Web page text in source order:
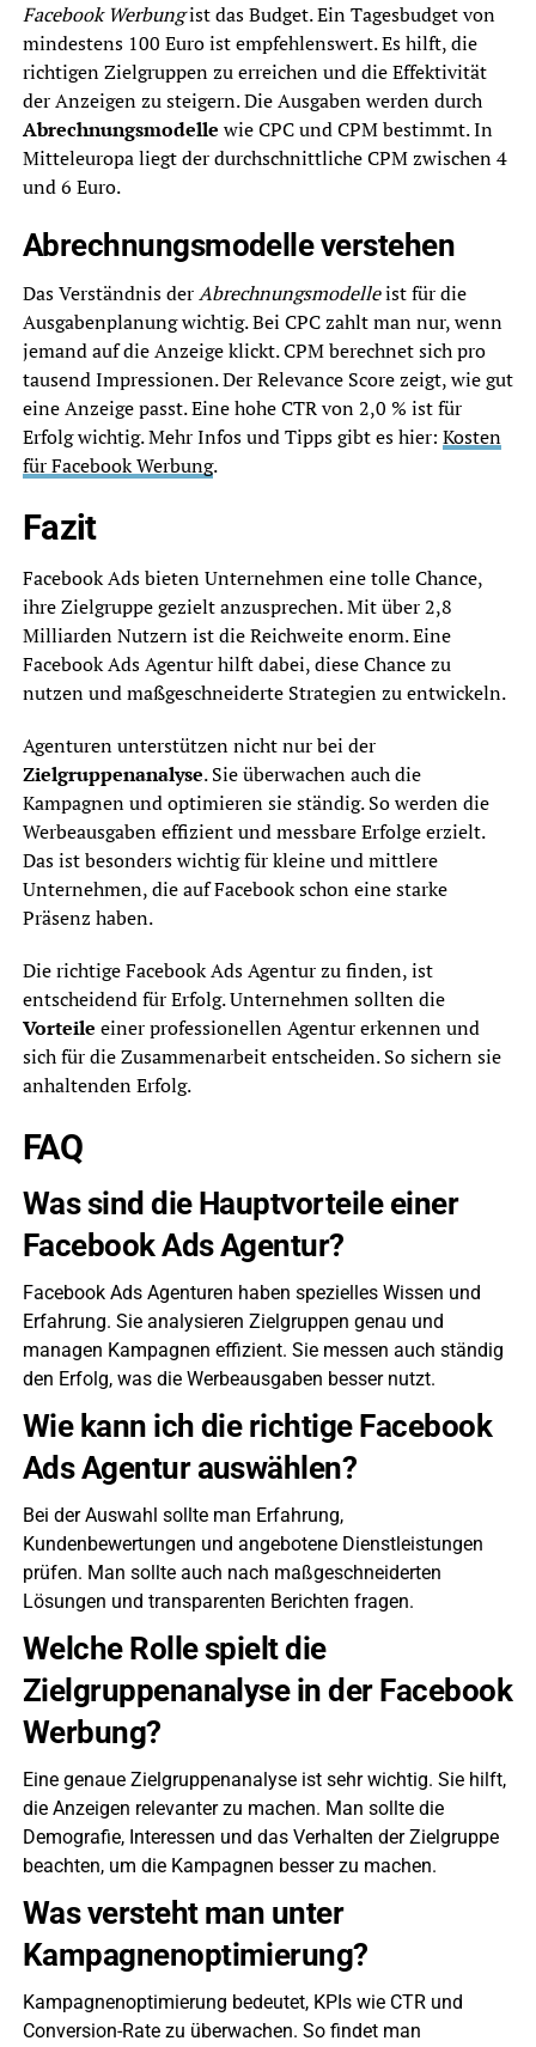
Facebook Werbungist das Budget. Ein Tagesbudget von
mindestens 100 Euro ist empfehlenswert. Es hilft, die
richtigen Zielgruppen zu erreichen und die Effektivität
der Anzeigen zu steigern. Die Ausgaben werden durch
Abrechnungsmodelle wie CPC und CPM bestimmt. In
Mitteleuropa liegt der durchschnittliche CPM zwischen 4
und 6 Euro.
Abrechnungsmodelle verstehen
Das Verständnis derAbrechnungsmodelleist für die
Ausgabenplanung wichtig. Bei CPC zahlt man nur, wenn
jemand auf die Anzeige klickt. CPM berechnet sich pro
tausend Impressionen. Der Relevance Score zeigt, wie gut
eine Anzeige passt. Eine hohe CTR von 2,0 % ist für
Erfolg wichtig. Mehr Infos und Tipps gibt es hier: Kosten
für Facebook Werbung.
Fazit
Facebook Ads bieten Unternehmen eine tolle Chance,
ihre Zielgruppe gezielt anzusprechen. Mit über 2,8
Milliarden Nutzern ist die Reichweite enorm. Eine
Facebook Ads Agentur hilft dabei, diese Chance zu
nutzen und maßgeschneiderte Strategien zu entwickeln.
Agenturen unterstützen nicht nur bei der
Zielgruppenanalyse. Sie überwachen auch die
Kampagnen und optimieren sie ständig. So werden die
Werbeausgaben effizient und messbare Erfolge erzielt.
Das ist besonders wichtig für kleine und mittlere
Unternehmen, die auf Facebook schon eine starke
Präsenz haben.
Die richtige Facebook Ads Agentur zu finden, ist
entscheidend für Erfolg. Unternehmen sollten die
Vorteile einer professionellen Agentur erkennen und
sich für die Zusammenarbeit entscheiden. So sichern sie
anhaltenden Erfolg.
FAQ
Was sind die Hauptvorteile einer
Facebook Ads Agentur?
Facebook Ads Agenturen haben spezielles Wissen und
Erfahrung. Sie analysieren Zielgruppen genau und
managen Kampagnen effizient. Sie messen auch ständig
den Erfolg, was die Werbeausgaben besser nutzt.
Wie kann ich die richtige Facebook
Ads Agentur auswählen?
Bei der Auswahl sollte man Erfahrung,
Kundenbewertungen und angebotene Dienstleistungen
prüfen. Man sollte auch nach maßgeschneiderten
Lösungen und transparenten Berichten fragen.
Welche Rolle spielt die
Zielgruppenanalyse in der Facebook
Werbung?
Eine genaue Zielgruppenanalyse ist sehr wichtig. Sie hilft,
die Anzeigen relevanter zu machen. Man sollte die
Demografie, Interessen und das Verhalten der Zielgruppe
beachten, um die Kampagnen besser zu machen.
Was versteht man unter
Kampagnenoptimierung?
Kampagnenoptimierung bedeutet, KPIs wie CTR und
Conversion-Rate zu überwachen. So findet man